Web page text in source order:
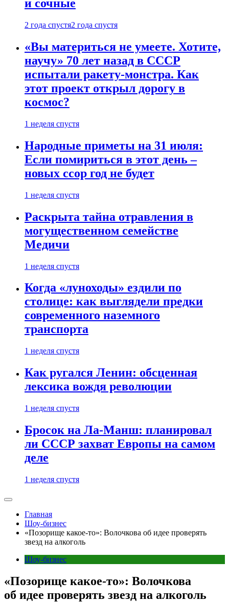
и сочные
2 года спустя2 года спустя
«Вы материться не умеете. Хотите,
научу» 70 лет назад в СССР
испытали ракету-монстра. Как
этот проект открыл дорогу в
космос?
1 неделя спустя
Народные приметы на 31 июля:
Если помириться в этот день –
новых ссор год не будет
1 неделя спустя
Раскрыта тайна отравления в
могущественном семействе
Медичи
1 неделя спустя
Когда «луноходы» ездили по
столице: как выглядели предки
современного наземного
транспорта
1 неделя спустя
Как ругался Ленин: обсценная
лексика вождя революции
1 неделя спустя
Бросок на Ла-Манш: планировал
ли СССР захват Европы на самом
деле
1 неделя спустя
Главная
Шоу-бизнес
«Позорище какое-то»: Волочкова об идее проверять
звезд на алкоголь
Шоу-бизнес
«Позорище какое-то»: Волочкова
об идее проверять звезд на алкоголь